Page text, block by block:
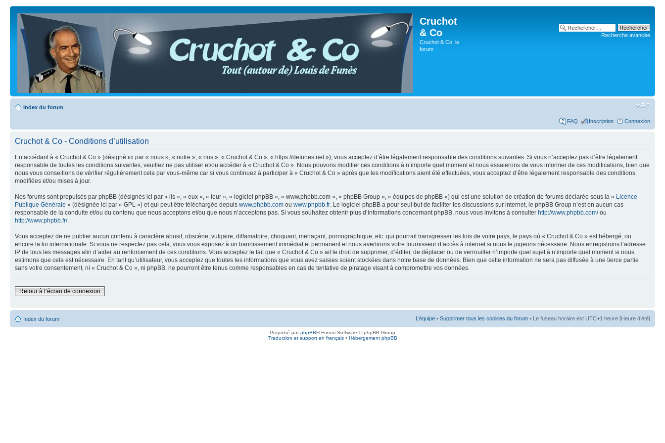
Cruchot
& Co
Cruchot & Co, le
forum
Recherche avancée
Index du forum
FAQ Inscription Connexion
Cruchot & Co - Conditions d’utilisation
En accédant à « Cruchot & Co » (désigné ici par « nous », « notre », « nos », « Cruchot & Co », « https://defunes.net »), vous acceptez d’être légalement responsable des conditions suivantes. Si vous n’acceptez pas d’être légalement
responsable de toutes les conditions suivantes, veuillez ne pas utiliser et/ou accéder à « Cruchot & Co ». Nous pouvons modifier ces conditions à n’importe quel moment et nous essaierons de vous informer de ces modifications, bien que
nous vous conseillons de vérifier régulièrement cela par vous-même car si vous continuez à participer à « Cruchot & Co » après que les modifications aient été effectuées, vous acceptez d’être légalement responsable des conditions
modifiées et/ou mises à jour.
Nos forums sont propulsés par phpBB (désignés ici par « ils », « eux », « leur », « logiciel phpBB », « www.phpbb.com », « phpBB Group », « équipes de phpBB ») qui est une solution de création de forums déclarée sous la « Licence
Publique Générale » (désignée ici par « GPL ») et qui peut être téléchargée depuis www.phpbb.com ou www.phpbb.fr. Le logiciel phpBB a pour seul but de faciliter les discussions sur internet, le phpBB Group n’est en aucun cas
responsable de la conduite et/ou du contenu que nous acceptons et/ou que nous n’acceptons pas. Si vous souhaitez obtenir plus d’informations concernant phpBB, nous vous invitons à consulter http://www.phpbb.com/ou
http://www.phpbb.fr/.
Vous acceptez de ne publier aucun contenu à caractère abusif, obscène, vulgaire, diffamatoire, choquant, menaçant, pornographique, etc. qui pourrait transgresser les lois de votre pays, le pays où « Cruchot & Co » est hébergé, ou
encore la loi internationale. Si vous ne respectez pas cela, vous vous exposez à un bannissement immédiat et permanent et nous avertirons votre fournisseur d’accès à internet si nous le jugeons nécessaire. Nous enregistrons l’adresse
IP de tous les messages afin d’aider au renforcement de ces conditions. Vous acceptez le fait que « Cruchot & Co » ait le droit de supprimer, d’éditer, de déplacer ou de verrouiller n’importe quel sujet à n’importe quel moment si nous
estimons que cela est nécessaire. En tant qu’utilisateur, vous acceptez que toutes les informations que vous avez saisies soient stockées dans notre base de données. Bien que cette information ne sera pas diffusée à une tierce partie
sans votre consentement, ni « Cruchot & Co », ni phpBB, ne pourront être tenus comme responsables en cas de tentative de piratage visant à compromettre vos données.
Retour à l’écran de connexion
Index du forum L’équipe • Supprimer tous les cookies du forum • Le fuseau horaire est UTC+1 heure [Heure d’été]
Propulsé parphpBB® Forum Software © phpBB Group
Traduction et support en français• Hébergement phpBB